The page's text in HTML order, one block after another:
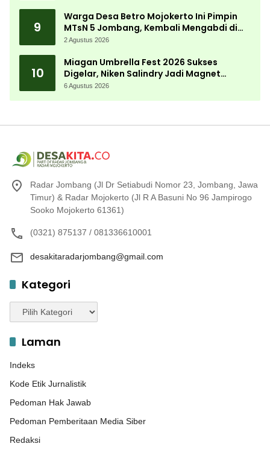
9
Warga Desa Betro Mojokerto Ini Pimpin
MTsN 5 Jombang, Kembali Mengabdi di
Almamater
2 Agustus 2026
10
Miagan Umbrella Fest 2026 Sukses
Digelar, Niken Salindry Jadi Magnet
Ribuan Pengunjung
6 Agustus 2026
Radar Jombang (Jl Dr Setiabudi Nomor 23, Jombang, Jawa
Timur) & Radar Mojokerto (Jl R A Basuni No 96 Jampirogo
Sooko Mojokerto 61361)
(0321) 875137 / 081336610001
desakitaradarjombang@gmail.com
Kategori
Kategori
Laman
Indeks
Kode Etik Jurnalistik
Pedoman Hak Jawab
Pedoman Pemberitaan Media Siber
Redaksi